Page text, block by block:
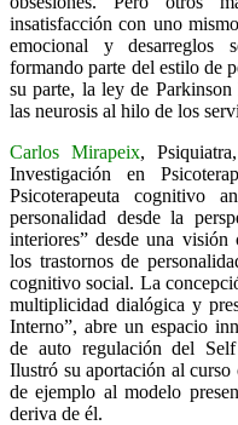
insatisfacción con uno
emocional y desarreglos
formando parte del estilo de
su parte, la ley de
las neurosis al hilo de los
Carlos Mirapeix,
Investigación en
Psicoterapeuta cognitivo
personalidad desde la
interiores” desde una
los trastornos de
cognitivo social. La
multiplicidad dialógica y
Interno”, abre un espacio
de auto regulación del
Ilustró su aportación al
de ejemplo al modelo
deriva de él.